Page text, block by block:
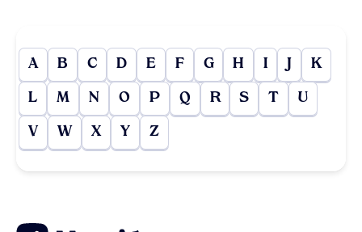
A B C D E F G H I J K
L M N O P Q R S T U
V W X Y Z